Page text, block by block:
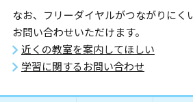
なお、フリーダイヤルがつながりにく
お問い合わせいただけます。
近くの教室を案内してほしい
学習に関するお問い合わせ